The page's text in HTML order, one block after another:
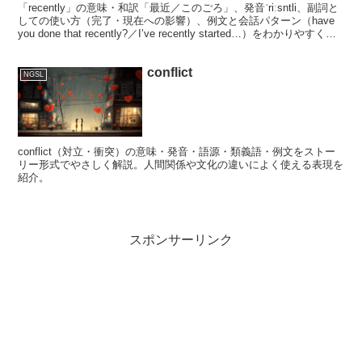
「recently」の意味・和訳「最近／このごろ」、発音ˈriːsntli、副詞と
しての使い方（完了・現在への影響）、例文と会話パターン（have
you done that recently?／I’ve recently started…）をわかりやすく解
NGSL conflict
conflict（対立・衝突）の意味・発音・語源・類義語・例文をストー
リー形式でやさしく解説。人間関係や文化の違いによく使える表現を
紹介。
スポンサーリンク